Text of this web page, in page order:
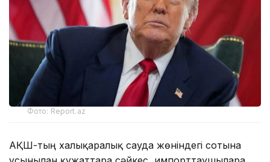
Фото: Report.az
АҚШ-тың халықаралық сауда жөніндегі сотына